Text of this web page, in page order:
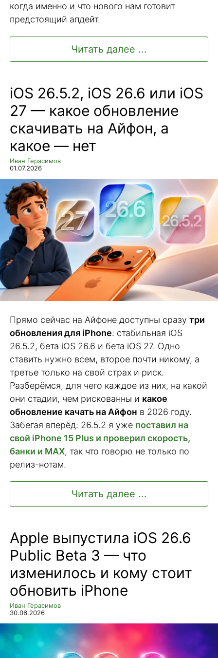
когда именно и что нового нам готовит
предстоящий апдейт.
Читать далее ...
iOS 26.5.2, iOS 26.6 или iOS
27 — какое обновление
скачивать на Айфон, а
какое — нет
Иван Герасимов
01.07.2026
Прямо сейчас на Айфоне доступны сразу три
обновления для iPhone: стабильная iOS
26.5.2, бета iOS 26.6 и бета iOS 27. Одно
ставить нужно всем, второе почти никому, а
третье только на свой страх и риск.
Разберёмся, для чего каждое из них, на какой
они стадии, чем рискованны и какое
обновление качать на Айфон в 2026 году.
Забегая вперёд: 26.5.2 я уже поставил на
свой iPhone 15 Plus и проверил скорость,
банки и MAX, так что говорю не только по
релиз-нотам.
Читать далее ...
Apple выпустила iOS 26.6
Public Beta 3 — что
изменилось и кому стоит
обновить iPhone
Иван Герасимов
30.06.2026